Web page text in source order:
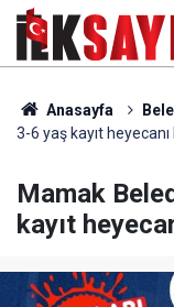
Anasayfa
3-6 yaş kayıt heyecanı
Mamak
kayıt